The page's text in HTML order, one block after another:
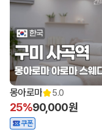
몽아로마 5.0
25%90,000원
쿠폰